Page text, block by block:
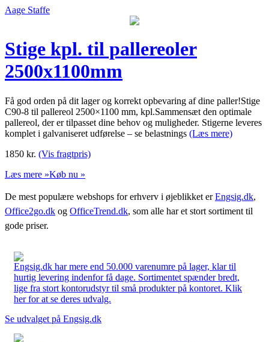
Aage Staffe
Stige kpl. til pallereoler
2500x1100mm
Få god orden på dit lager og korrekt opbevaring af dine paller!Stige
C90-8 til pallereol 2500×1100 mm, kpl.Sammensæt den optimale
pallereol, der er tilpasset dine behov og muligheder. Stigerne leveres
komplet i galvaniseret udførelse – se belastnings (Læs mere)
1850 kr. (Vis fragtpris)
Læs mere »Køb nu »
De mest populære webshops for erhverv i øjeblikket erEngsig.dk,
Office2go.dk og OfficeTrend.dk, som alle har et stort sortiment til
gode priser.
Engsig.dk har mere end 50.000 varenumre på lager, klar til
hurtig levering indenfor få dage. Sortimentet spænder bredt,
lige fra stort kontorudstyr til små produkter på kontoret. Klik
her for at se deres udvalg.
Se udvalget på Engsig.dk